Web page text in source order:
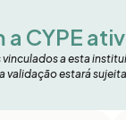
CYPE
a esta
validação estará